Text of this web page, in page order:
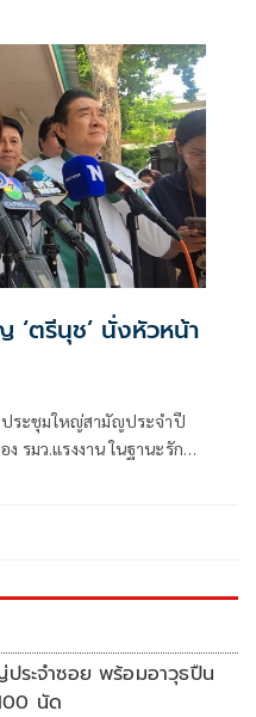
นุทิน” เป็นนายกฯก่อน จาก
งาน
ตรีนุช’ นั่งหัวหน้า
ระชุมใหญ่สามัญประจำปี
รมว.แรงงาน ในฐานะรักษา
ประจำซอย พร้อมอาวุธปืน
นัด